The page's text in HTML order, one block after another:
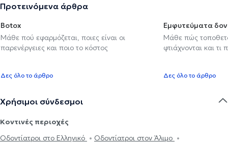
Προτεινόμενα άρθρα
Botox
Μάθε πού εφαρμόζεται, ποιες είναι οι
παρενέργειες και ποιο το κόστος
Δες όλο το άρθρο
Εμφυτεύματα
Μάθε πώς
φτιάχνονται και τι
Δες όλο το άρθρο
Χρήσιμοι σύνδεσμοι
Κοντινές περιοχές
Οδοντίατροι στο Ελληνικό
Οδοντίατροι στον Άλιμο